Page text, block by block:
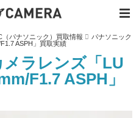
容
を
キ
ッ
プ
（パナソニック）買取情報
パナソニック
ASPH」買取実績
ラレンズ「LU
F1.7 ASPH」